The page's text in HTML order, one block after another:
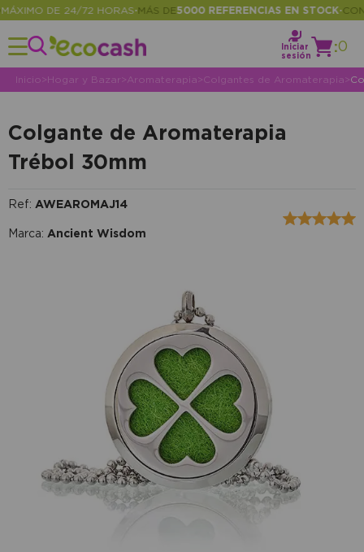
DE 24/72 HORAS•MÁS DE 5000 REFERENCIAS EN STOCK•
Iniciar
sesión
:0
Inicio>Hogar y Bazar> Aromaterapia>Colgantes de Aromaterapia>
Colgante de Aromaterapia
Trébol 30mm
Ref: AWEAROMAJ14
Marca: Ancient Wisdom